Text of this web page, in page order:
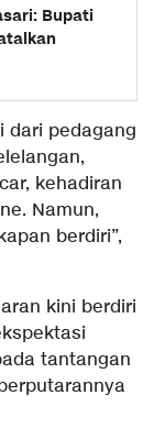
Bupati
dari pedagang
kehadiran
Namun,
berdiri”,
kini berdiri
tantangan